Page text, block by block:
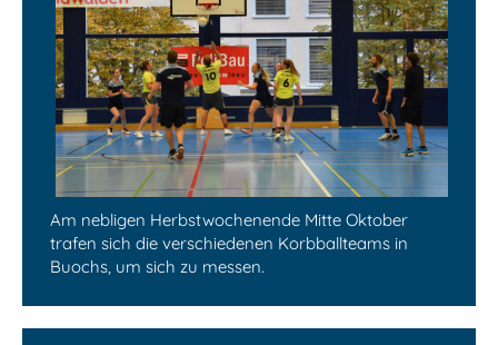
Am nebligen Herbstwochenende Mitte Oktober
trafen sich die verschiedenen Korbballteams in
Buochs, um sich zu messen.